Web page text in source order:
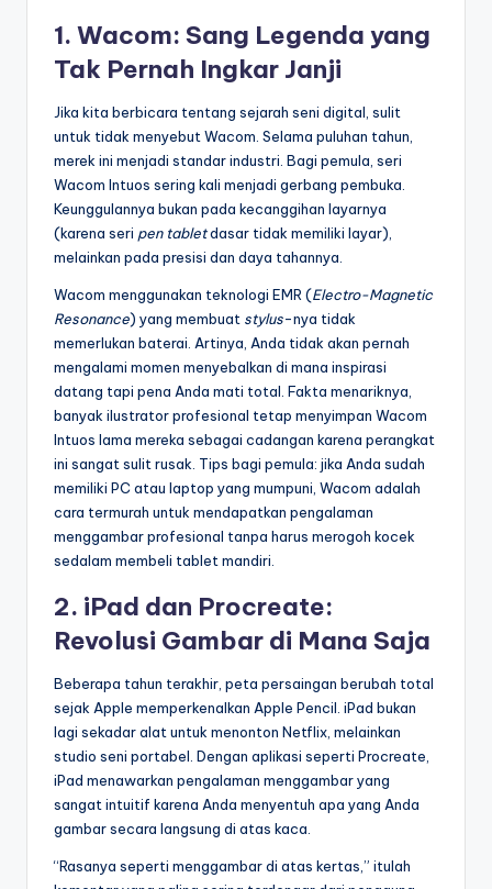
1. Wacom: Sang Legenda yang
Tak Pernah Ingkar Janji
Jika kita berbicara tentang sejarah seni digital, sulit
untuk tidak menyebut Wacom. Selama puluhan tahun,
merek ini menjadi standar industri. Bagi pemula, seri
Wacom Intuos sering kali menjadi gerbang pembuka.
Keunggulannya bukan pada kecanggihan layarnya
(karena seri pen tabletdasar tidak memiliki layar),
melainkan pada presisi dan daya tahannya.
Wacom menggunakan teknologi EMR (Electro-Magnetic
Resonance) yang membuat stylus-nya tidak
memerlukan baterai. Artinya, Anda tidak akan pernah
mengalami momen menyebalkan di mana inspirasi
datang tapi pena Anda mati total. Fakta menariknya,
banyak ilustrator profesional tetap menyimpan Wacom
Intuos lama mereka sebagai cadangan karena perangkat
ini sangat sulit rusak. Tips bagi pemula: jika Anda sudah
memiliki PC atau laptop yang mumpuni, Wacom adalah
cara termurah untuk mendapatkan pengalaman
menggambar profesional tanpa harus merogoh kocek
sedalam membeli tablet mandiri.
2. iPad dan Procreate:
Revolusi Gambar di Mana Saja
Beberapa tahun terakhir, peta persaingan berubah total
sejak Apple memperkenalkan Apple Pencil. iPad bukan
lagi sekadar alat untuk menonton Netflix, melainkan
studio seni portabel. Dengan aplikasi seperti Procreate,
iPad menawarkan pengalaman menggambar yang
sangat intuitif karena Anda menyentuh apa yang Anda
gambar secara langsung di atas kaca.
“Rasanya seperti menggambar di atas kertas,” itulah